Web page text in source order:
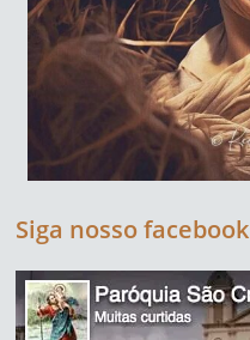
Siga nosso facebook